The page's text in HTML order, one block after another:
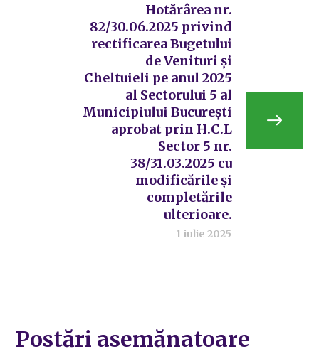
Hotărârea nr.
82/30.06.2025 privind
rectificarea Bugetului
de Venituri și
Cheltuieli pe anul 2025
al Sectorului 5 al
Municipiului București
aprobat prin H.C.L
Sector 5 nr.
38/31.03.2025 cu
modificările și
completările
ulterioare.
1 iulie 2025
Postări asemănatoare